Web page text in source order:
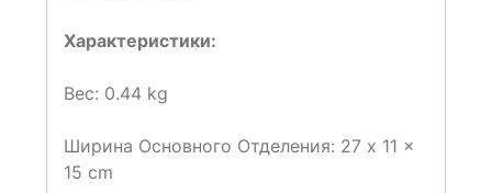
Характеристики:
Вес: 0.44 kg
Ширина Основного Отделения: 27 x 11 x
15 cm